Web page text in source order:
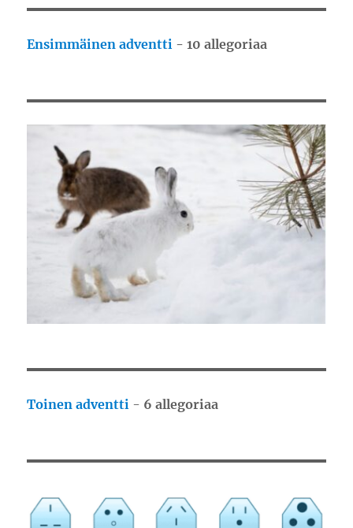
Ensimmäinen adventti - 10 allegoriaa
Toinen adventti - 6 allegoriaa